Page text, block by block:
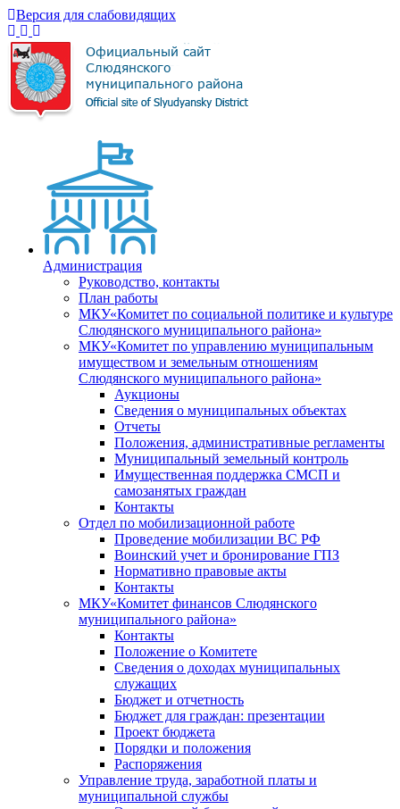
Версия для слабовидящих
Администрация
Руководство, контакты
План работы
МКУ«Комитет по социальной политике и культуре
Слюдянского муниципального района»
МКУ«Комитет по управлению муниципальным
имуществом и земельным отношениям
Слюдянского муниципального района»
Аукционы
Сведения о муниципальных объектах
Отчеты
Положения, административные регламенты
Муниципальный земельный контроль
Имущественная поддержка СМСП и
самозанятых граждан
Контакты
Отдел по мобилизационной работе
Проведение мобилизации ВС РФ
Воинский учет и бронирование ГПЗ
Нормативно правовые акты
Контакты
МКУ«Комитет финансов Слюдянского
муниципального района»
Контакты
Положение о Комитете
Сведения о доходах муниципальных
служащих
Бюджет и отчетность
Бюджет для граждан: презентации
Проект бюджета
Порядки и положения
Распоряжения
Управление труда, заработной платы и
муниципальной службы